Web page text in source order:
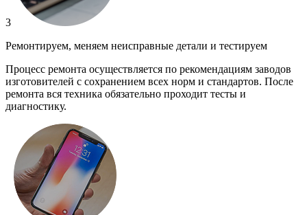
3
Ремонтируем, меняем неисправные детали и тестируем
Процесс ремонта осуществляется по рекомендациям заводов
изготовителей с сохранением всех норм и стандартов. После
ремонта вся техника обязательно проходит тесты и
диагностику.